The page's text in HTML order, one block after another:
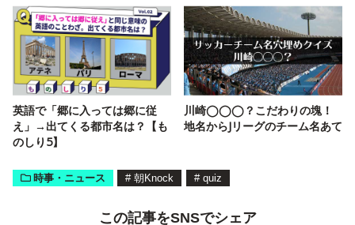
英語で「郷に入っては郷に従
え」→出てくる都市名は？【も
のしり5】
川崎◯◯◯？こだわりの塊！
地名からJリーグのチーム名あて
時事・ニュース # 朝Knock # quiz
この記事をSNSでシェア